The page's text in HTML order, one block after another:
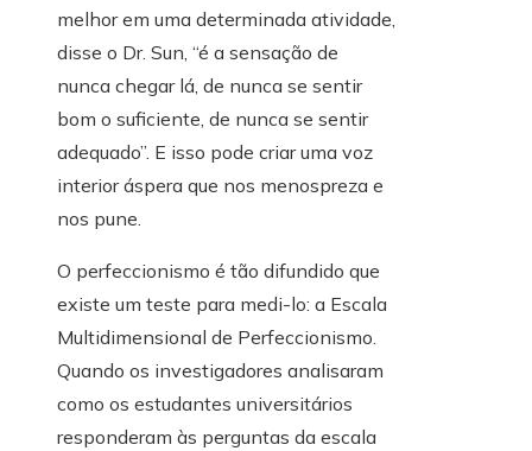
melhor em uma determinada atividade,
disse o Dr. Sun, “é a sensação de
nunca chegar lá, de nunca se sentir
bom o suficiente, de nunca se sentir
adequado”. E isso pode criar uma voz
interior áspera que nos menospreza e
nos pune.
O perfeccionismo é tão difundido que
existe um teste para medi-lo: a Escala
Multidimensional de Perfeccionismo.
Quando os investigadores analisaram
como os estudantes universitários
responderam às perguntas da escala